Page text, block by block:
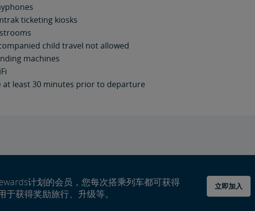
ticketing kiosks
child travel not allowed
machines
at least 30 minutes prior to departure
计划的会员，您每次搭乘列车都可获得
获得奖励旅行、升级等。
立即加入